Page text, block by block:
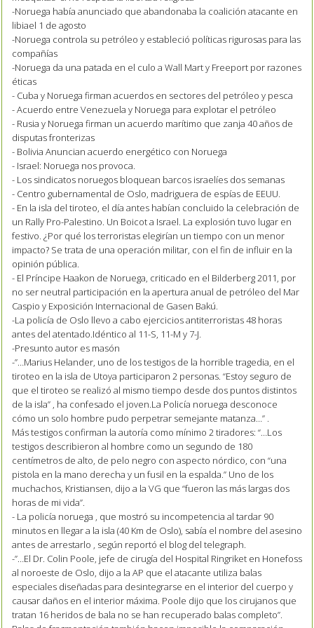
-Noruega había anunciado que abandonaba la coalición atacante en
libiael 1 de agosto
-Noruega controla su petróleo y estableció políticas rigurosas para las
compañías
-Noruega da una patada en el culo a Wall Mart y Freeport por razones
éticas
- Cuba y Noruega firman acuerdos en sectores del petróleo y pesca
- Acuerdo entre Venezuela y Noruega para explotar el petróleo
- Rusia y Noruega firman un acuerdo marítimo que zanja 40 años de
disputas fronterizas
- Bolivia Anuncian acuerdo energético con Noruega
- Israel: Noruega nos provoca.
- Los sindicatos noruegos bloquean barcos israelíes dos semanas
- Centro gubernamental de Oslo, madriguera de espías de EEUU.
- En la isla del tiroteo, el día antes habían concluido la celebración de
un Rally Pro-Palestino. Un Boicot a Israel. La explosión tuvo lugar en
festivo. ¿Por qué los terroristas elegirían un tiempo con un menor
impacto? Se trata de una operación militar, con el fin de influir en la
opinión pública.
- El Príncipe Haakon de Noruega, criticado en el Bilderberg 2011, por
no ser neutral participación en la apertura anual de petróleo del Mar
Caspio y Exposición Internacional de Gasen Bakú.
-La policía de Oslo llevo a cabo ejercicios antiterroristas 48 horas
antes del atentado.Idéntico al 11-S, 11-M y 7-J.
-Presunto autor es masón
-”…Marius Helander, uno de los testigos de la horrible tragedia, en el
tiroteo en la isla de Utoya participaron 2 personas. “Estoy seguro de
que el tiroteo se realizó al mismo tiempo desde dos puntos distintos
de la isla” , ha confesado el joven.La Policía noruega desconoce
cómo un solo hombre pudo perpetrar semejante matanza…” .
Más testigos confirman la autoría como mínimo 2 tiradores: “…Los
testigos describieron al hombre como un segundo de 180
centímetros de alto, de pelo negro con aspecto nórdico, con “una
pistola en la mano derecha y un fusil en la espalda.” Uno de los
muchachos, Kristiansen, dijo a la VG que “fueron las más largas dos
horas de mi vida”.
- La policía noruega , que mostró su incompetencia al tardar 90
minutos en llegar a la isla (40 Km de Oslo), sabía el nombre del asesino
antes de arrestarlo , según reportó el blog del telegraph.
-”…El Dr. Colin Poole, jefe de cirugía del Hospital Ringriket en Honefoss
al noroeste de Oslo, dijo a la AP que el atacante utiliza balas
especiales diseñadas para desintegrarse en el interior del cuerpo y
causar daños en el interior máxima. Poole dijo que los cirujanos que
tratan 16 heridos de bala no se han recuperado balas completo”.